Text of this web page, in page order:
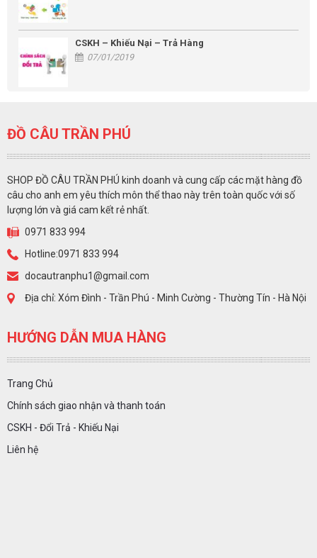
CSKH – Khiếu Nại – Trả Hàng
07/01/2019
ĐỒ CÂU TRẦN PHÚ
SHOP ĐỒ CÂU TRẦN PHÚ kinh doanh và cung cấp các mặt hàng đồ
câu cho anh em yêu thích môn thể thao này trên toàn quốc với số
lượng lớn và giá cam kết rẻ nhất.
0971 833 994
Hotline:0971 833 994
docautranphu1@gmail.com
Địa chỉ: Xóm Đình - Trần Phú - Minh Cường - Thường Tín - Hà Nội
HƯỚNG DẪN MUA HÀNG
Trang Chủ
Chính sách giao nhận và thanh toán
CSKH - Đổi Trả - Khiếu Nại
Liên hệ